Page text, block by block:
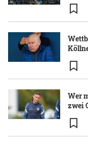
Wer
zwei